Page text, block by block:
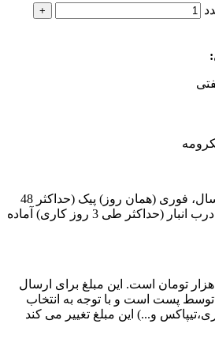
سفارشات بسته به نوع ارسال، فوری (همان روز) پیک (حداکثر 48
ساعته) و یا پست و تحویل درب انبار (حداکثر طی 3 روز کاری) آماده
حداقل هزینه ی ارسال 99 هزار تومان است. این مبلغ برای ارسال
پست است و با توجه به انتخاب
و...) این مبلغ تغییر می کند